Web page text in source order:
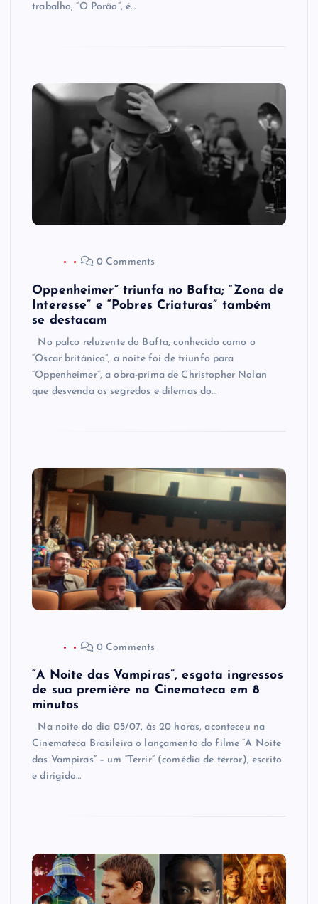
trabalho, “O Porão”, é…
0 Comments
Oppenheimer” triunfa no Bafta; “Zona de
Interesse” e “Pobres Criaturas” também
se destacam
No palco reluzente do Bafta, conhecido como o
“Oscar britânico”, a noite foi de triunfo para
“Oppenheimer”, a obra-prima de Christopher Nolan
que desvenda os segredos e dilemas do…
0 Comments
“A Noite das Vampiras”, esgota ingressos
de sua première na Cinemateca em 8
minutos
Na noite do dia 05/07, às 20 horas, aconteceu na
Cinemateca Brasileira o lançamento do filme “A Noite
das Vampiras” – um “Terrir” (comédia de terror), escrito
e dirigido…